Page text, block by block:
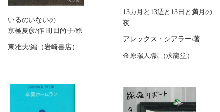
いるのいないの
京極夏彦/作 町田尚子/絵
東雅夫/編（岩崎書店）
13カ月と13週と13日と満月の
夜
アレックス・シアラー/著
金原瑞人/訳（求龍堂）